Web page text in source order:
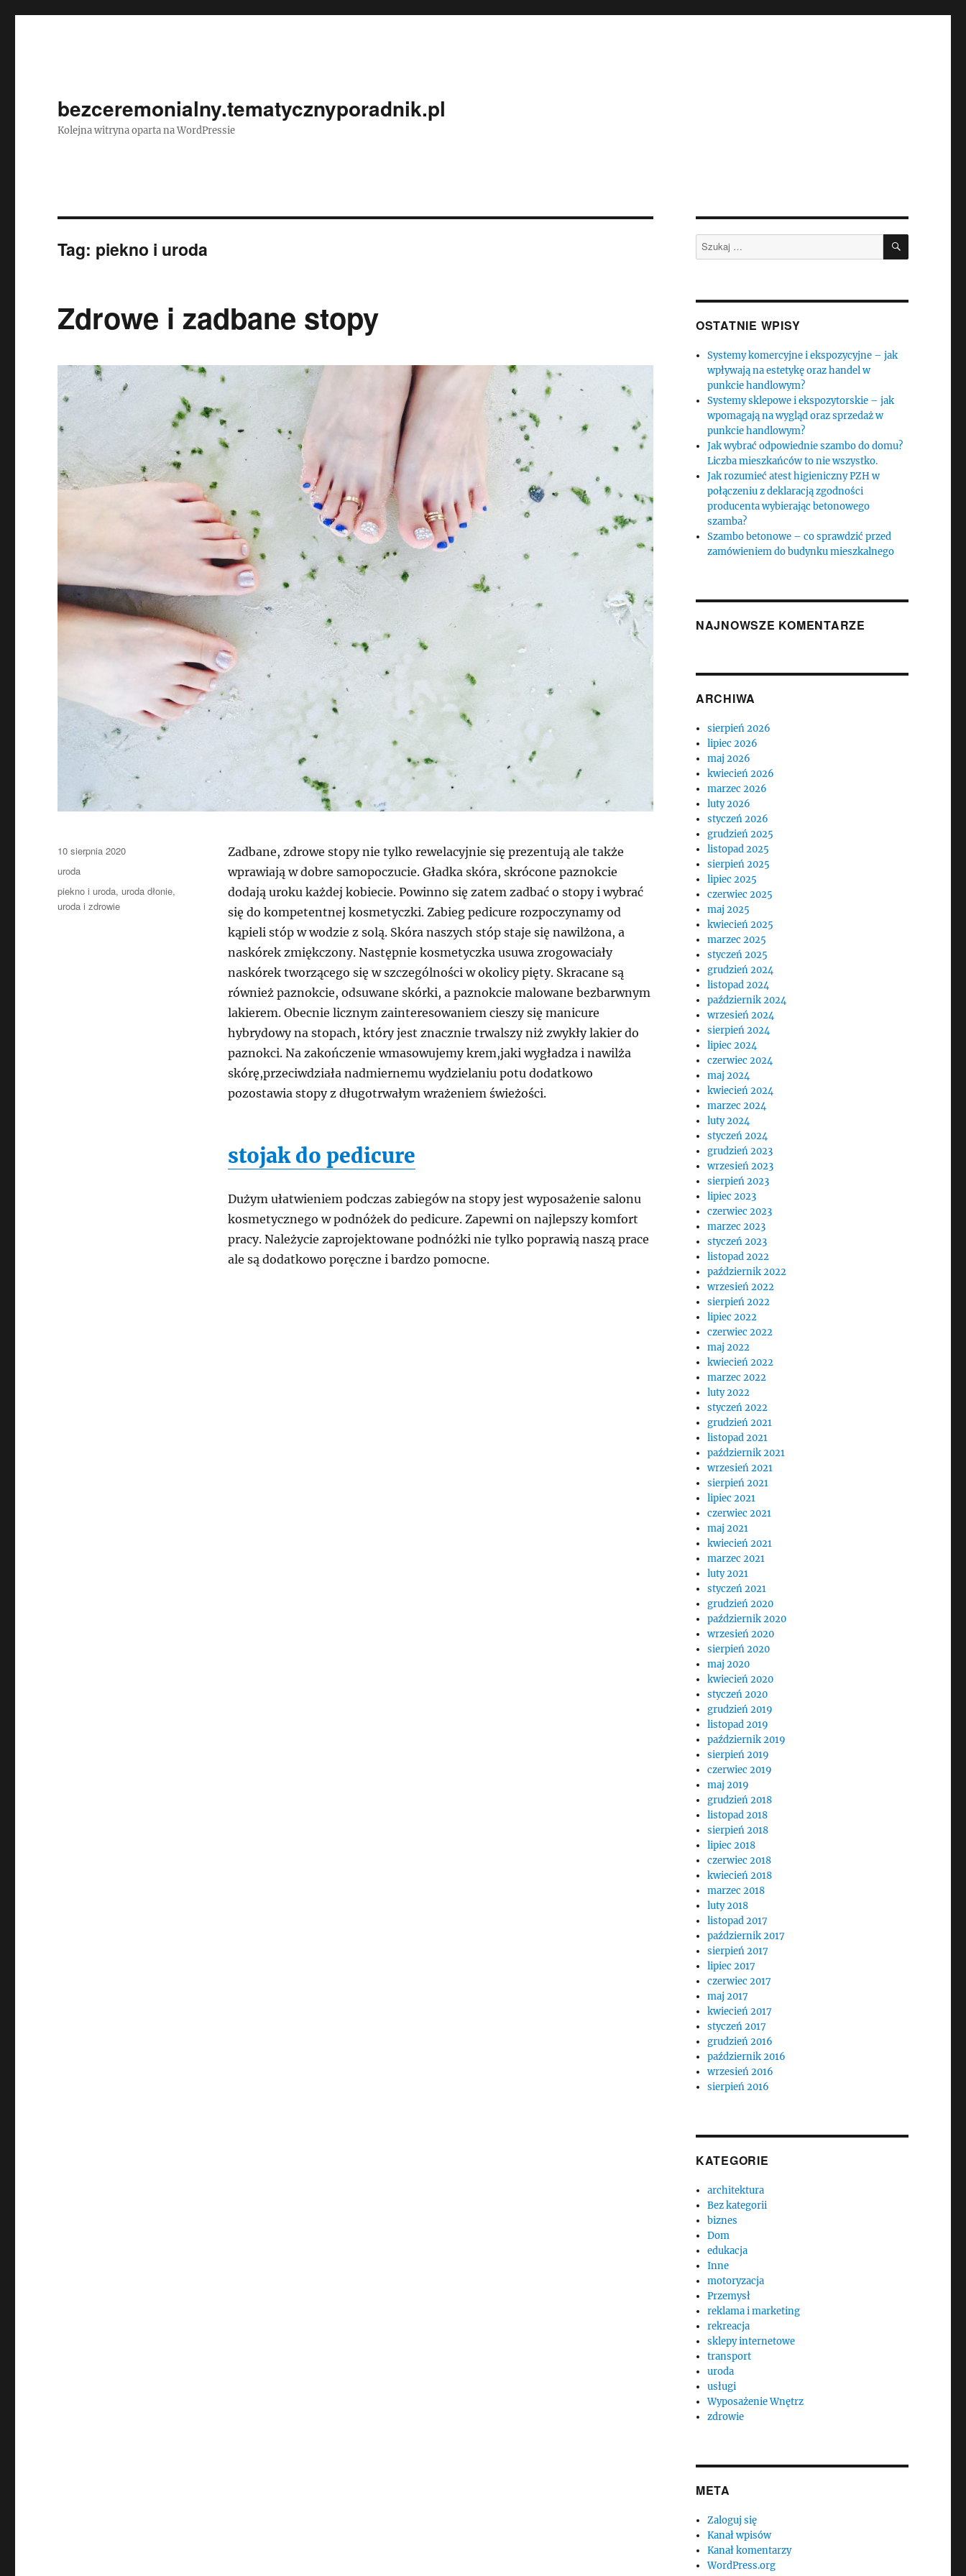
bezceremonialny.tematycznyporadnik.pl
Kolejna witryna oparta na WordPressie
Tag: piekno i uroda
Zdrowe i zadbane stopy
Zadbane, zdrowe stopy nie tylko rewelacyjnie się prezentują ale także
wprawiają w dobre samopoczucie. Gładka skóra, skrócone paznokcie
dodają uroku każdej kobiecie. Powinno się zatem zadbać o stopy i wybrać
się do kompetentnej kosmetyczki. Zabieg pedicure rozpoczynamy od
kąpieli stóp w wodzie z solą. Skóra naszych stóp staje się nawilżona, a
naskórek zmiękczony. Następnie kosmetyczka usuwa zrogowaciały
naskórek tworzącego się w szczególności w okolicy pięty. Skracane są
również paznokcie, odsuwane skórki, a paznokcie malowane bezbarwnym
lakierem. Obecnie licznym zainteresowaniem cieszy się manicure
hybrydowy na stopach, który jest znacznie trwalszy niż zwykły lakier do
paznokci. Na zakończenie wmasowujemy krem,jaki wygładza i nawilża
skórę,przeciwdziała nadmiernemu wydzielaniu potu dodatkowo
pozostawia stopy z długotrwałym wrażeniem świeżości.
stojak do pedicure
Dużym ułatwieniem podczas zabiegów na stopy jest wyposażenie salonu
kosmetycznego w podnóżek do pedicure. Zapewni on najlepszy komfort
pracy. Należycie zaprojektowane podnóżki nie tylko poprawią naszą prace
ale są dodatkowo poręczne i bardzo pomocne.
Data
publikacji
10 sierpnia 2020
Kategorie
uroda
Tagi
piekno i uroda, uroda dłonie,
uroda i zdrowie
Szukaj: SZUKAJ
OSTATNIE WPISY
Systemy komercyjne i ekspozycyjne – jak
wpływają na estetykę oraz handel w
punkcie handlowym?
Systemy sklepowe i ekspozytorskie – jak
wpomagają na wygląd oraz sprzedaż w
punkcie handlowym?
Jak wybrać odpowiednie szambo do domu?
Liczba mieszkańców to nie wszystko.
Jak rozumieć atest higieniczny PZH w
połączeniu z deklaracją zgodności
producenta wybierając betonowego
szamba?
Szambo betonowe – co sprawdzić przed
zamówieniem do budynku mieszkalnego
NAJNOWSZE KOMENTARZE
ARCHIWA
sierpień 2026
lipiec 2026
maj 2026
kwiecień 2026
marzec 2026
luty 2026
styczeń 2026
grudzień 2025
listopad 2025
sierpień 2025
lipiec 2025
czerwiec 2025
maj 2025
kwiecień 2025
marzec 2025
styczeń 2025
grudzień 2024
listopad 2024
październik 2024
wrzesień 2024
sierpień 2024
lipiec 2024
czerwiec 2024
maj 2024
kwiecień 2024
marzec 2024
luty 2024
styczeń 2024
grudzień 2023
wrzesień 2023
sierpień 2023
lipiec 2023
czerwiec 2023
marzec 2023
styczeń 2023
listopad 2022
październik 2022
wrzesień 2022
sierpień 2022
lipiec 2022
czerwiec 2022
maj 2022
kwiecień 2022
marzec 2022
luty 2022
styczeń 2022
grudzień 2021
listopad 2021
październik 2021
wrzesień 2021
sierpień 2021
lipiec 2021
czerwiec 2021
maj 2021
kwiecień 2021
marzec 2021
luty 2021
styczeń 2021
grudzień 2020
październik 2020
wrzesień 2020
sierpień 2020
maj 2020
kwiecień 2020
styczeń 2020
grudzień 2019
listopad 2019
październik 2019
sierpień 2019
czerwiec 2019
maj 2019
grudzień 2018
listopad 2018
sierpień 2018
lipiec 2018
czerwiec 2018
kwiecień 2018
marzec 2018
luty 2018
listopad 2017
październik 2017
sierpień 2017
lipiec 2017
czerwiec 2017
maj 2017
kwiecień 2017
styczeń 2017
grudzień 2016
październik 2016
wrzesień 2016
sierpień 2016
KATEGORIE
architektura
Bez kategorii
biznes
Dom
edukacja
Inne
motoryzacja
Przemysł
reklama i marketing
rekreacja
sklepy internetowe
transport
uroda
usługi
Wyposażenie Wnętrz
zdrowie
META
Zaloguj się
Kanał wpisów
Kanał komentarzy
WordPress.org